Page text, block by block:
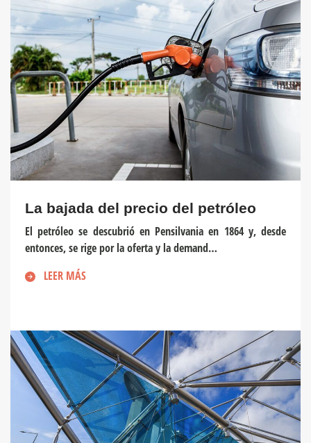
La bajada del precio del petróleo
El petróleo se descubrió en Pensilvania en 1864 y, desde
entonces, se rige por la oferta y la demand…
LEER MÁS